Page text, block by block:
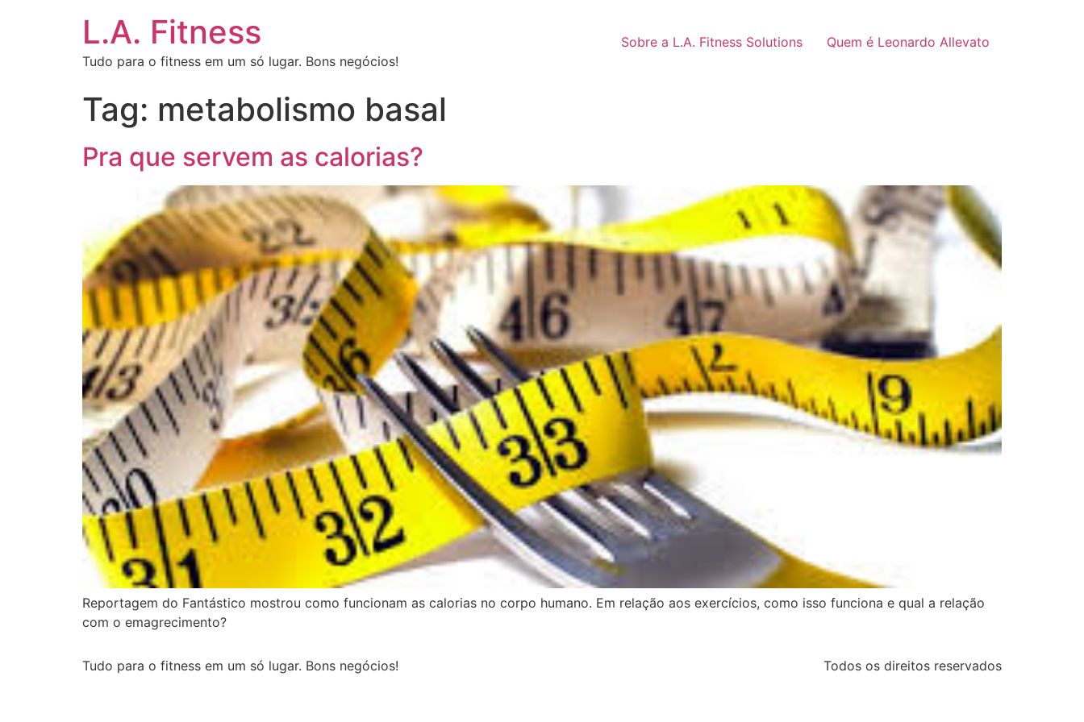
L.A. Fitness
Tudo para o fitness em um só lugar. Bons negócios!
Sobre a L.A. Fitness Solutions Quem é Leonardo Allevato
Tag: metabolismo basal
Pra que servem as calorias?
Reportagem do Fantástico mostrou como funcionam as calorias no corpo humano. Em relação aos exercícios, como isso funciona e qual a relação
com o emagrecimento?
Tudo para o fitness em um só lugar. Bons negócios! Todos os direitos reservados